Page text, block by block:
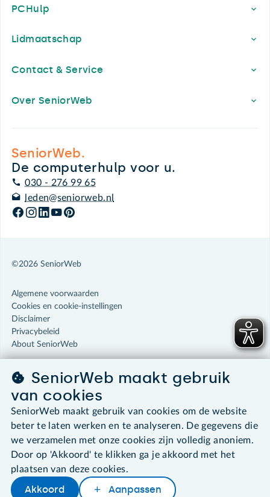
PCHulp
Lidmaatschap
Contact & Service
Over SeniorWeb
SeniorWeb.
De computerhulp voor u.
030 - 276 99 65
leden@seniorweb.nl
©2026 SeniorWeb
Algemene voorwaarden
Cookies en cookie-instellingen
Disclaimer
Privacybeleid
About SeniorWeb
SeniorWeb maakt gebruik
van cookies
SeniorWeb maakt gebruik van cookies om de website
beter te laten werken en te analyseren. De gegevens die
we verzamelen met onze cookies zijn volledig anoniem.
Door op 'Akkoord' te klikken ga je akkoord met het
plaatsen van deze cookies.
Akkoord Aanpassen